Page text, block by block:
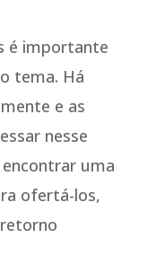
é importante
tema. Há
e as
nesse
uma
ofertá-los,